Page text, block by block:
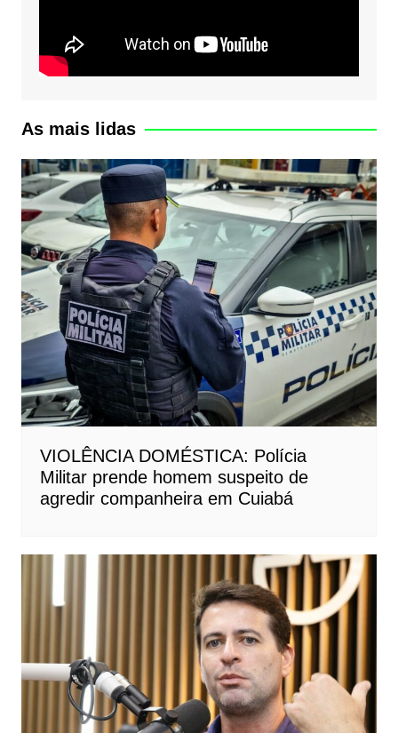
As mais lidas
VIOLÊNCIA DOMÉSTICA: Polícia
Militar prende homem suspeito de
agredir companheira em Cuiabá